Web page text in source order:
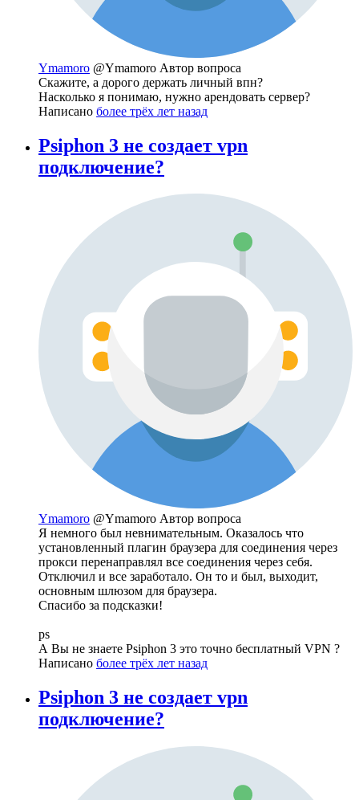
Ymamoro @Ymamoro Автор вопроса
Скажите, а дорого держать личный впн?
Насколько я понимаю, нужно арендовать сервер?
Написано более трёх лет назад
Psiphon 3 не создает vpn
подключение?
Ymamoro @Ymamoro Автор вопроса
Я немного был невнимательным. Оказалось что
установленный плагин браузера для соединения через
прокси перенаправлял все соединения через себя.
Отключил и все заработало. Он то и был, выходит,
основным шлюзом для браузера.
Спасибо за подсказки!
ps
А Вы не знаете Psiphon 3 это точно бесплатный VPN ?
Написано более трёх лет назад
Psiphon 3 не создает vpn
подключение?